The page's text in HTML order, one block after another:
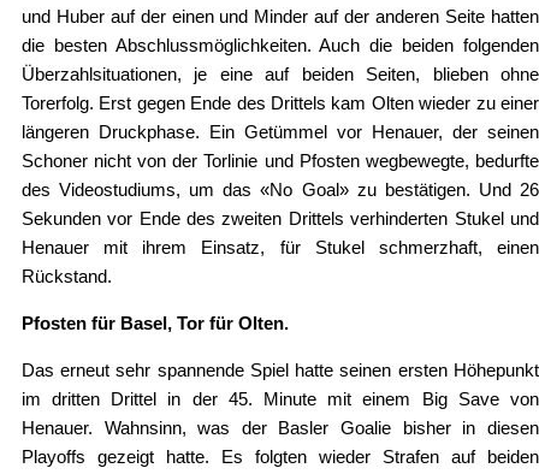
und Huber auf der einen und Minder auf der anderen Seite hatten
die besten Abschlussmöglichkeiten. Auch die beiden folgenden
Überzahlsituationen, je eine auf beiden Seiten, blieben ohne
Torerfolg. Erst gegen Ende des Drittels kam Olten wieder zu einer
längeren Druckphase. Ein Getümmel vor Henauer, der seinen
Schoner nicht von der Torlinie und Pfosten wegbewegte, bedurfte
des Videostudiums, um das «No Goal» zu bestätigen. Und 26
Sekunden vor Ende des zweiten Drittels verhinderten Stukel und
Henauer mit ihrem Einsatz, für Stukel schmerzhaft, einen
Rückstand.
Pfosten für Basel, Tor für Olten.
Das erneut sehr spannende Spiel hatte seinen ersten Höhepunkt
im dritten Drittel in der 45. Minute mit einem Big Save von
Henauer. Wahnsinn, was der Basler Goalie bisher in diesen
Playoffs gezeigt hatte. Es folgten wieder Strafen auf beiden